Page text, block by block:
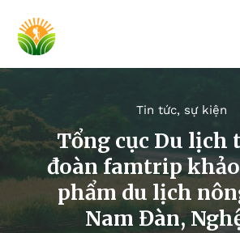
Tin tức, sự kiện
Tổng cục Du lịch
đoàn famtrip
phẩm du lịch
Nam Đàn,